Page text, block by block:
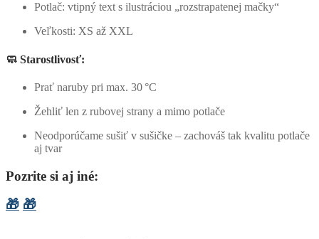
Potlač: vtipný text s ilustráciou „rozstrapatenej mačky“
Veľkosti: XS až XXL
🧼 Starostlivosť:
Prať naruby pri max. 30 °C
Žehliť len z rubovej strany a mimo potlače
Neodporúčame sušiť v sušičke – zachováš tak kvalitu potlače
aj tvar
Pozrite si aj iné:
🎁 🎁